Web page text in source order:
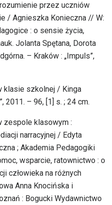
przez uczniów
/ Agnieszka Konieczna // W:
: o sensie życia,
Jolanta Spętana, Dorota
– Kraków : „Impuls”,
klasie szkolnej / Kinga
2011. – 96, [1] s. ; 24 cm.
zespole klasowym :
narracyjnej / Edyta
; Akademia Pedagogiki
wsparcie, ratownictwo : o
człowieka na różnych
Anna Knocińska i
: Bogucki Wydawnictwo